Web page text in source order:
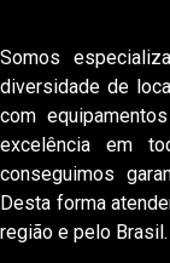
Somos
diversidade de
com
excelência em
conseguimos
Desta forma
região e pelo Brasil.